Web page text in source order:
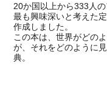
20か国以上から333人
最も興味深いと考えた
作成しました。
この本は、世界がどの
が、それをどのように
典。